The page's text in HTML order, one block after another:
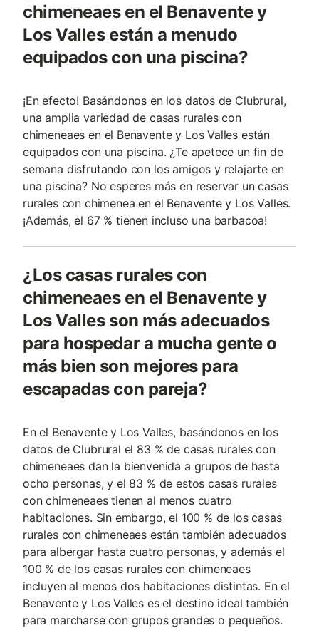
chimeneaes en el Benavente y
Los Valles están a menudo
equipados con una piscina?
¡En efecto! Basándonos en los datos de Clubrural,
una amplia variedad de casas rurales con
chimeneaes en el Benavente y Los Valles están
equipados con una piscina. ¿Te apetece un fin de
semana disfrutando con los amigos y relajarte en
una piscina? No esperes más en reservar un casas
rurales con chimenea en el Benavente y Los Valles.
¡Además, el 67 % tienen incluso una barbacoa!
¿Los casas rurales con
chimeneaes en el Benavente y
Los Valles son más adecuados
para hospedar a mucha gente o
más bien son mejores para
escapadas con pareja?
En el Benavente y Los Valles, basándonos en los
datos de Clubrural el 83 % de casas rurales con
chimeneaes dan la bienvenida a grupos de hasta
ocho personas, y el 83 % de estos casas rurales
con chimeneaes tienen al menos cuatro
habitaciones. Sin embargo, el 100 % de los casas
rurales con chimeneaes están también adecuados
para albergar hasta cuatro personas, y además el
100 % de los casas rurales con chimeneaes
incluyen al menos dos habitaciones distintas. En el
Benavente y Los Valles es el destino ideal también
para marcharse con grupos grandes o pequeños.